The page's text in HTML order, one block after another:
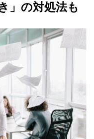
」の対処法も